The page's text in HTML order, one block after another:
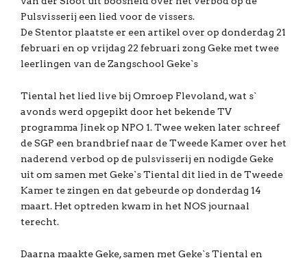
Pulsvisserij een lied voor de vissers.
De Stentor plaatste er een artikel over op donderdag 21
februari en op vrijdag 22 februari zong Geke met twee
leerlingen van de Zangschool Geke`s
Tiental het lied live bij Omroep Flevoland, wat s`
avonds werd opgepikt door het bekende TV
programma Jinek op NPO 1. Twee weken later schreef
de SGP een brandbrief naar de Tweede Kamer over het
naderend verbod op de pulsvisserij en nodigde Geke
uit om samen met Geke`s Tiental dit lied in de Tweede
Kamer te zingen en dat gebeurde op donderdag 14
maart. Het optreden kwam in het NOS journaal
terecht.
Daarna maakte Geke, samen met Geke`s Tiental en